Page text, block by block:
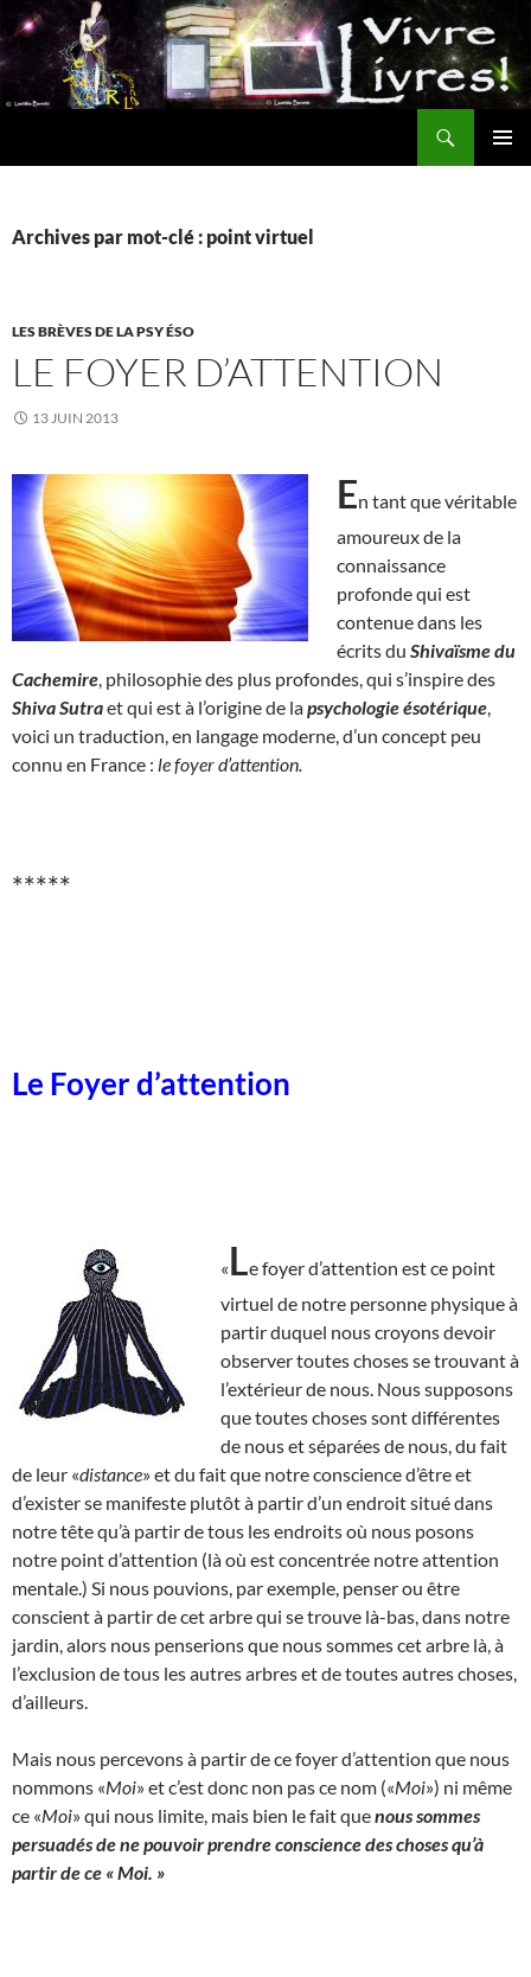
Aller
au
contenu
Archives par mot-clé : point virtuel
LES BRÈVES DE LA PSY ÉSO
LE FOYER D’ATTENTION
13 JUIN 2013
En tant que véritable
amoureux de la
connaissance
profonde qui est
contenue dans les
écrits du Shivaïsme du
Cachemire , philosophie des plus profondes, qui s’inspire des
Shiva Sutraet qui est à l’origine de lapsychologie ésotérique
voici un traduction, en langage moderne, d’un concept peu
connu en France : le foyer d’attention.
*****
Le Foyer d’attention
«Le foyer d’attention est ce point
virtuel de notre personne physique à
partir duquel nous croyons devoir
observer toutes choses se trouvant à
l’extérieur de nous. Nous supposons
que toutes choses sont différentes
de nous et séparées de nous, du fait
de leur «distance» et du fait que notre conscience d’être et
d’exister se manifeste plutôt à partir d’un endroit situé dans
notre tête qu’à partir de tous les endroits où nous posons
notre point d’attention (là où est concentrée notre attention
mentale.) Si nous pouvions, par exemple, penser ou être
conscient à partir de cet arbre qui se trouve là-bas, dans notre
jardin, alors nous penserions que nous sommes cet arbre là, à
l’exclusion de tous les autres arbres et de toutes autres choses,
d’ailleurs.
Mais nous percevons à partir de ce foyer d’attention que nous
nommons «Moi» et c’est donc non pas ce nom («Moi») ni même
ce «Moi» qui nous limite, mais bien le fait quenous sommes
persuadés de ne pouvoir prendre conscience des choses qu’à
partir de ce « Moi. »